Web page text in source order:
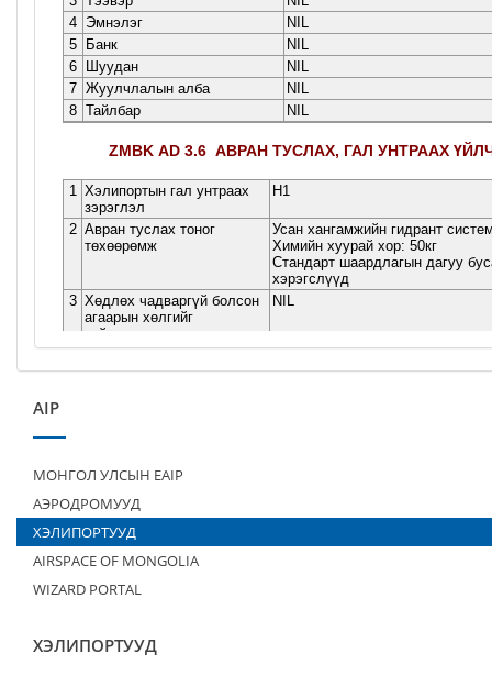
AIP
МОНГОЛ УЛСЫН EAIP
АЭРОДРОМУУД
ХЭЛИПОРТУУД
AIRSPACE OF MONGOLIA
WIZARD PORTAL
ХЭЛИПОРТУУД